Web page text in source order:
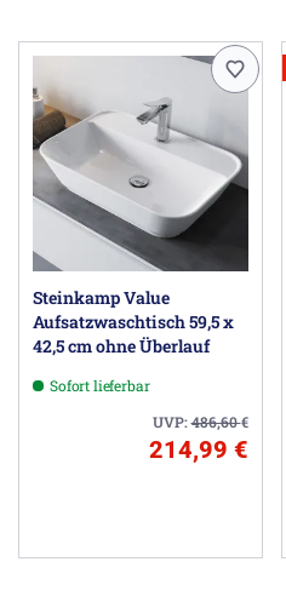
Steinkamp Value
Aufsatzwaschtisch 59,5 x
42,5 cm ohne Überlauf
Sofort lieferbar
UVP:486,60€
214,99 €